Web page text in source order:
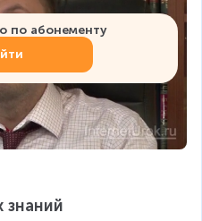
по абонементу
знаний